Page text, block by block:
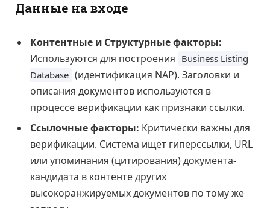
Данные на входе
Контентные и Структурные факторы:
Используются для построения Business Listing
Database (идентификация NAP). Заголовки и
описания документов используются в
процессе верификации как признаки ссылки.
Ссылочные факторы: Критически важны для
верификации. Система ищет гиперссылки, URL
или упоминания (цитирования) документа-
кандидата в контенте других
высокоранжируемых документов по тому же